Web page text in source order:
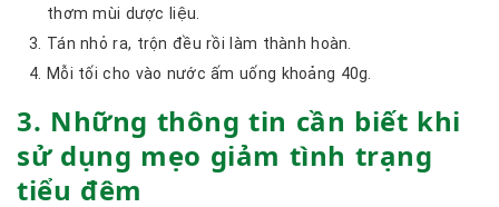
thơm mùi dược liệu.
Tán nhỏ ra, trộn đều rồi làm thành hoàn.
Mỗi tối cho vào nước ấm uống khoảng 40g.
3. Những thông tin cần biết khi
sử dụng mẹo giảm tình trạng
tiểu đêm